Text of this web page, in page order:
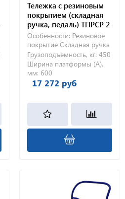
Тележка с резиновым
покрытием (складная
ручка, педаль) ТПРСР 2
МП (600х900) 160-Ч
Особенности: Резиновое
покрытие Складная ручка
Грузоподъемность, кг: 450
Ширина платформы (А),
мм: 600
17 272 руб